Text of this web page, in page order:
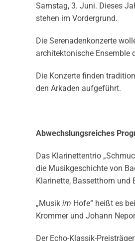
Samstag, 3. Juni. Dieses
stehen im Vordergrund.
Die Serenadenkonzerte
architektonische Ensemble
Die Konzerte finden
den Arkaden aufgeführt.
Abwechslungsreiches
Das Klarinettentrio
die Musikgeschichte von
Klarinette, Bassetthorn und
„Musik im Hofe“ heißt es
Krommer und Johann
Der Echo-Klassik-